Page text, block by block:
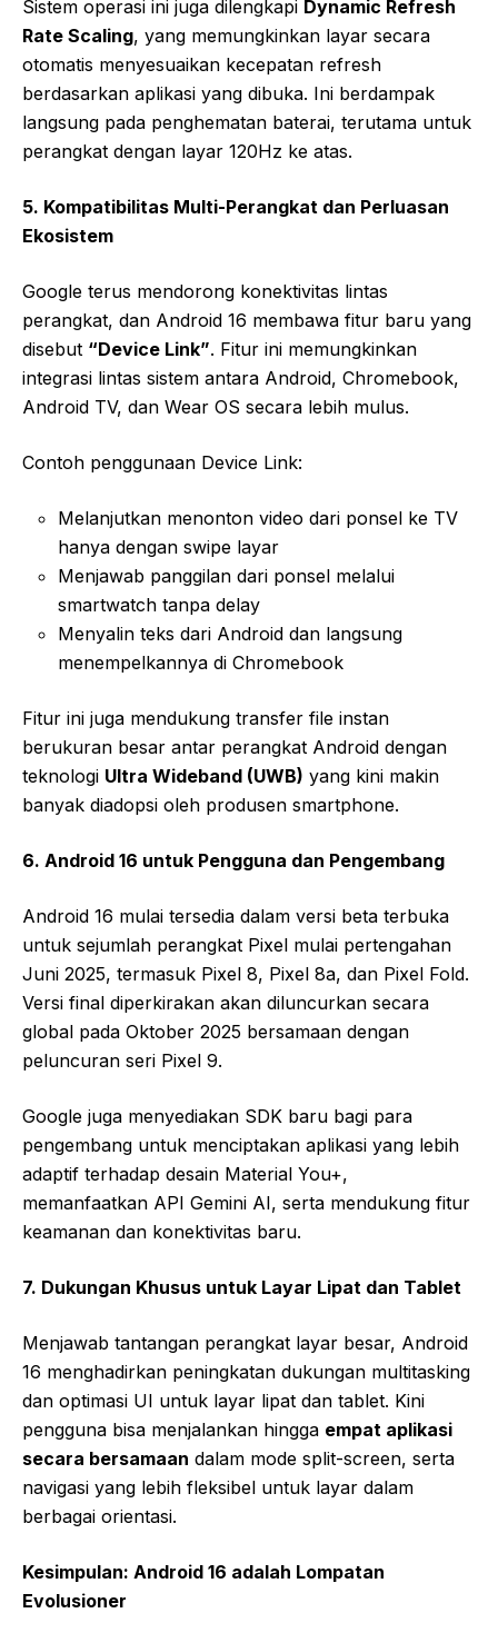
Sistem operasi ini juga dilengkapi Dynamic Refresh
Rate Scaling, yang memungkinkan layar secara
otomatis menyesuaikan kecepatan refresh
berdasarkan aplikasi yang dibuka. Ini berdampak
langsung pada penghematan baterai, terutama untuk
perangkat dengan layar 120Hz ke atas.
5. Kompatibilitas Multi-Perangkat dan Perluasan
Ekosistem
Google terus mendorong konektivitas lintas
perangkat, dan Android 16 membawa fitur baru yang
disebut “Device Link”. Fitur ini memungkinkan
integrasi lintas sistem antara Android, Chromebook,
Android TV, dan Wear OS secara lebih mulus.
Contoh penggunaan Device Link:
Melanjutkan menonton video dari ponsel ke TV
hanya dengan swipe layar
Menjawab panggilan dari ponsel melalui
smartwatch tanpa delay
Menyalin teks dari Android dan langsung
menempelkannya di Chromebook
Fitur ini juga mendukung transfer file instan
berukuran besar antar perangkat Android dengan
teknologi Ultra Wideband (UWB) yang kini makin
banyak diadopsi oleh produsen smartphone.
6. Android 16 untuk Pengguna dan Pengembang
Android 16 mulai tersedia dalam versi beta terbuka
untuk sejumlah perangkat Pixel mulai pertengahan
Juni 2025, termasuk Pixel 8, Pixel 8a, dan Pixel Fold.
Versi final diperkirakan akan diluncurkan secara
global pada Oktober 2025 bersamaan dengan
peluncuran seri Pixel 9.
Google juga menyediakan SDK baru bagi para
pengembang untuk menciptakan aplikasi yang lebih
adaptif terhadap desain Material You+,
memanfaatkan API Gemini AI, serta mendukung fitur
keamanan dan konektivitas baru.
7. Dukungan Khusus untuk Layar Lipat dan Tablet
Menjawab tantangan perangkat layar besar, Android
16 menghadirkan peningkatan dukungan multitasking
dan optimasi UI untuk layar lipat dan tablet. Kini
pengguna bisa menjalankan hingga empat aplikasi
secara bersamaan dalam mode split-screen, serta
navigasi yang lebih fleksibel untuk layar dalam
berbagai orientasi.
Kesimpulan: Android 16 adalah Lompatan
Evolusioner